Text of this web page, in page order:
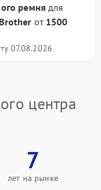
ремнядля
от 1500
07.08.2026
центра
7
лет на рынке